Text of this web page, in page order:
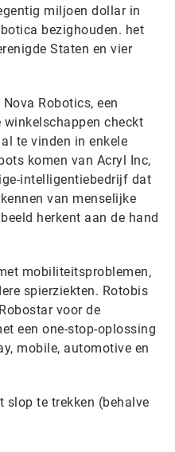
miljoen dollar in
bezighouden. het
Staten en vier
Robotics, een
checkt
te vinden in enkele
komen van Acryl Inc,
intelligentiebedrijf dat
van menselijke
herkent aan de hand
mobiliteitsproblemen,
spierziekten. Rotobis
voor de
een one-stop-oplossing
mobile, automotive en
slop te trekken (behalve